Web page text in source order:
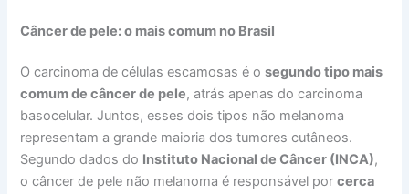
Câncer de pele: o mais comum no Brasil
O carcinoma de células escamosas é osegundo tipo mais
comum de câncer de pele, atrás apenas do carcinoma
basocelular. Juntos, esses dois tipos não melanoma
representam a grande maioria dos tumores cutâneos.
Segundo dados do Instituto Nacional de Câncer (INCA),
o câncer de pele não melanoma é responsável porcerca